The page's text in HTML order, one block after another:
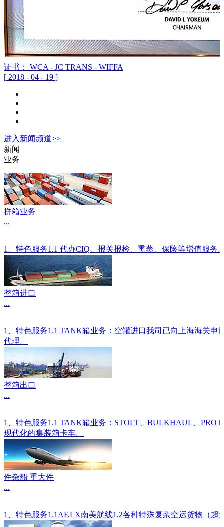
证书： WCA - JC TRANS - WIFFA
[ 2018 - 04 - 19 ]
进入 新闻频道>>
新闻
业务
拼箱业务
...
1、特色服务1.1 代办CIQ、报关报检、熏蒸、保险等增值服
整箱进口
...
1、特色服务1.1 TANK箱业务：空罐进口我司已向上海海关
代理。
整箱出口
...
1、特色服务1.1 TANK箱业务：STOLT、BULKHAUL、
现代化的集装箱卡车。
件杂船 重大件
...
1、特色服务1.1AF,LX南美航线1.2各种特殊复杂空运货物（